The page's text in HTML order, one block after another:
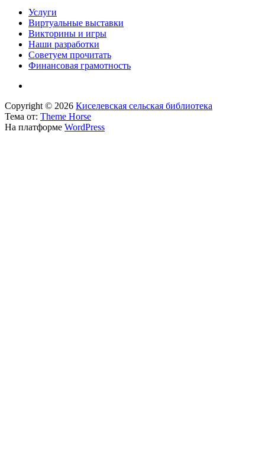
Услуги
Виртуальные выставки
Викторины и игры
Наши разработки
Советуем прочитать
Финансовая грамотность
Copyright © 2026 Киселевская сельская библиотека
Тема от: Theme Horse
На платформе WordPress